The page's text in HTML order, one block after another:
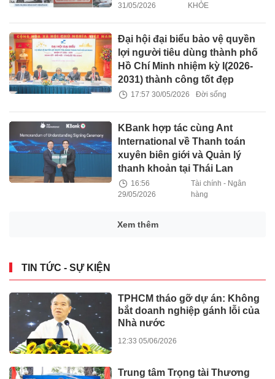
31/05/2026
KHỎE
Đại hội đại biểu bảo vệ quyền
lợi người tiêu dùng thành phố
Hồ Chí Minh nhiệm kỳ I(2026-
2031) thành công tốt đẹp
17:57 30/05/2026 Đời sống
KBank hợp tác cùng Ant
International về Thanh toán
xuyên biên giới và Quản lý
thanh khoản tại Thái Lan
16:56
29/05/2026
Tài chính - Ngân
hàng
Xem thêm
TIN TỨC - SỰ KIỆN
TPHCM tháo gỡ dự án: Không
bắt doanh nghiệp gánh lỗi của
Nhà nước
12:33 05/06/2026
Trung tâm Trọng tài Thương